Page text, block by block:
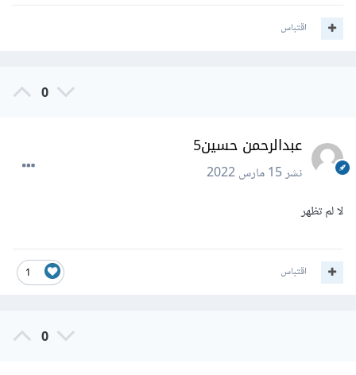
اقتباس
0
عبدالرحمن حسين5
نشر15 مارس 2022
لا لم تظهر
1 اقتباس
0